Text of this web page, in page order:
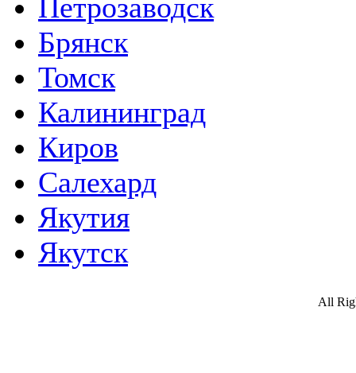
Петрозаводск
Брянск
Томск
Калининград
Киров
Салехард
Якутия
Якутск
All